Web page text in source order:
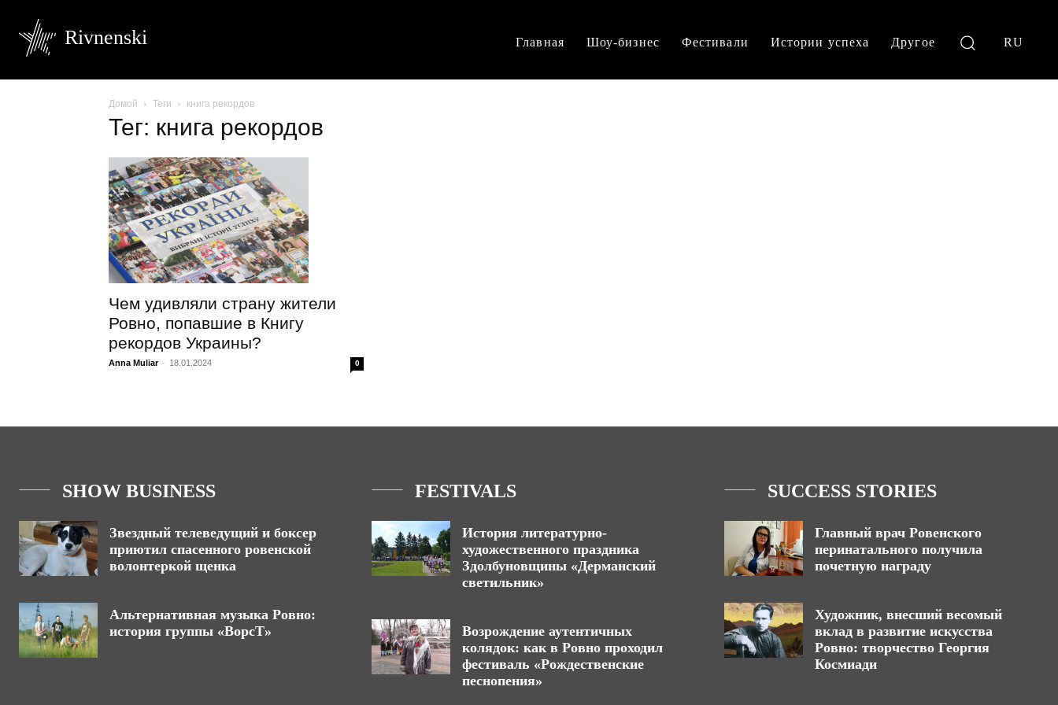
Rivnenski Главная Шоу-бизнес Фестивали Истории успеха Другое RU
Домой Теги книга рекордов
Тег: книга рекордов
Чем удивляли страну жители
Ровно, попавшие в Книгу
рекордов Украины?
Anna Muliar - 18.01.2024 0
SHOW BUSINESS
Звездный телеведущий и боксер
приютил спасенного ровенской
волонтеркой щенка
Альтернативная музыка Ровно:
история группы «ВорсТ»
FESTIVALS
История литературно-
художественного праздника
Здолбуновщины «Дерманский
светильник»
Возрождение аутентичных
колядок: как в Ровно проходил
фестиваль «Рождественские
песнопения»
SUCCESS STORIES
Главный врач Ровенского
перинатального получила
почетную награду
Художник, внесший весомый
вклад в развитие искусства
Ровно: творчество Георгия
Космиади